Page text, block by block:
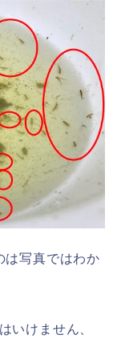
は写真ではわか
いけません、